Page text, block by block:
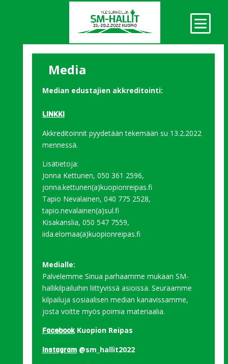
Media
Median edustajien akkreditointi:
LINKKI
Akkreditoinnit pyydetään tekemään su 13.2.2022
mennessä.
Lisätietoja:
Jonna Kettunen, 050 361 2596,
jonna.kettunen(a)kuopionreipas.fi
Tapio Nevalainen, 040 775 2528,
tapio.nevalainen(a)sul.fi
Kisakanslia, 050 547 7559,
iida.elomaa(a)kuopionreipas.fi
Medialle:
Palvelemme Sinua parhaamme mukaan SM-
hallikilpailuihin liittyvissä asioissa. Seuraamme
kilpailuja sosiaalisen median kanavissamme,
josta voitte myös poimia materiaalia.
FacebookKuopion Reipas
Instagram@sm_hallit2022